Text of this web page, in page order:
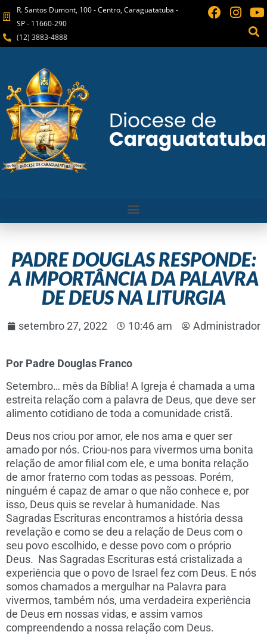
R. Santos Dumont, 100 - Centro, Caraguatatuba -
SP - 11660-290
(12) 3883-4888
PADRE DOUGLAS RESPONDE:
A IMPORTÂNCIA DA PALAVRA
DE DEUS NA LITURGIA
setembro 27, 2022 10:46 am Administrador
Por Padre Douglas Franco
Setembro… mês da Bíblia! A Igreja é chamada a uma
estreita relação com a palavra de Deus, que deve ser
alimento cotidiano de toda a comunidade cristã.
Deus nos criou por amor, ele nos ama e quer ser
amado por nós. Criou-nos para vivermos uma bonita
relação de amor filial com ele, e uma bonita relação
de amor fraterno com todas as pessoas. Porém,
ninguém é capaz de amar o que não conhece e, por
isso, Deus quis se revelar à humanidade. Nas
Sagradas Escrituras encontramos a história dessa
revelação e como se deu a relação de Deus com o
seu povo escolhido, e desse povo com o próprio
Deus. Nas Sagradas Escrituras está cristalizada a
experiência que o povo de Israel fez com Deus. E nós
somos chamados a mergulhar na Palavra para
vivermos, também nós, uma verdadeira experiência
de Deus em nossas vidas, e assim vamos
compreendendo a nossa relação com Deus.